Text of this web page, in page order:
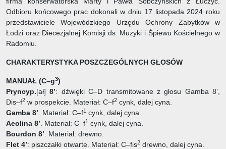
Odbioru końcowego prac dokonali w dniu 17 listopada 2024 roku
przedstawiciele Wojewódzkiego Urzędu Ochrony Zabytków w
Łodzi oraz Diecezjalnej Komisji ds. Muzyki i Śpiewu Kościelnego w
Radomiu.
CHARAKTERYSTYKA POSZCZEGÓLNYCH GŁOSÓW
MANUAŁ (C–g3)
Pryncyp.[ał]8’: dźwięki C–D transmitowane z głosu Gamba 8’,
Dis–f2 w prospekcie. Materiał: C–f2 cynk, dalej cyna.
Gamba 8’ . Materiał: C–f1 cynk, dalej cyna.
Aeolina 8’ . Materiał: C–f1 cynk, dalej cyna.
Bourdon 8’ . Materiał: drewno.
Flet 4’: piszczałki otwarte. Materiał: C–fis2 drewno, dalej cyna.